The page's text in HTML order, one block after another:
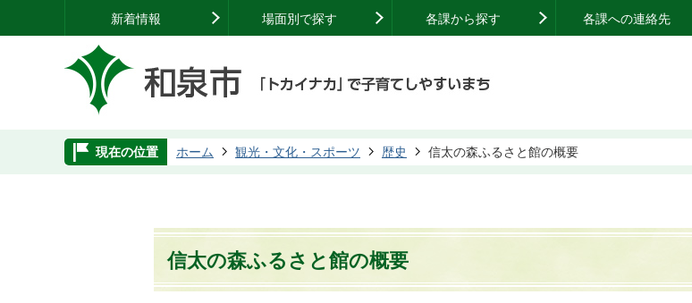
新着情報 場面別で探す 各課から探す 各課への連絡先
現在の位置 ホーム 観光・文化・スポーツ 歴史 信太の森ふるさと館の概要
信太の森ふるさと館の概要